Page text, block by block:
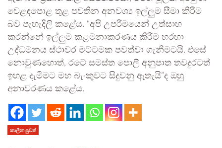
වෙළඳපොළ තුළ පවතින අනවශ්‍ය ඉල්ලුම සීමා කිරීම
බව පැහැදිලි කළේය. “අපි උපරිමයෙන් උත්සාහ
කරන්නේ ඉල්ලුම කළමනාකරණය කිරීම හරහා
උද්ධමනය ස්ථාවර මට්ටමක පවත්වා ගැනීමටයි. එසේ
නොවුණහොත්, රටේ සමස්ත පොලී අනුපාත තවදුරටත්
ඉහළ දැමීමට මහ බැංකුවට සිදුවනු ඇතැයි”ද ඔහු
අනාවරණය කළේය.
කාලීන පුවත්